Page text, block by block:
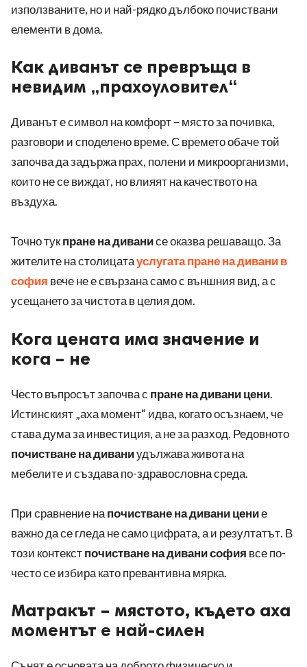
използваните, но и най-рядко дълбоко почиствани
елементи в дома.
Как диванът се превръща в
невидим „прахоуловител“
Диванът е символ на комфорт – място за почивка,
разговори и споделено време. С времето обаче той
започва да задържа прах, полени и микроорганизми,
които не се виждат, но влияят на качеството на
въздуха.
Точно тукпране на диванисе оказва решаващо. За
жителите на столицатауслугата пране на дивани в
софия вече не е свързана само с външния вид, а с
усещането за чистота в целия дом.
Кога цената има значение и
кога – не
Често въпросът започва с пране на дивани цени.
Истинският „аха момент“ идва, когато осъзнаем, че
става дума за инвестиция, а не за разход. Редовното
почистване на диваниудължава живота на
мебелите и създава по-здравословна среда.
При сравнение напочистване на дивани цение
важно да се гледа не само цифрата, а и резултатът. В
този контекстпочистване на дивани софия все по-
често се избира като превантивна мярка.
Матракът – мястото, където аха
моментът е най-силен